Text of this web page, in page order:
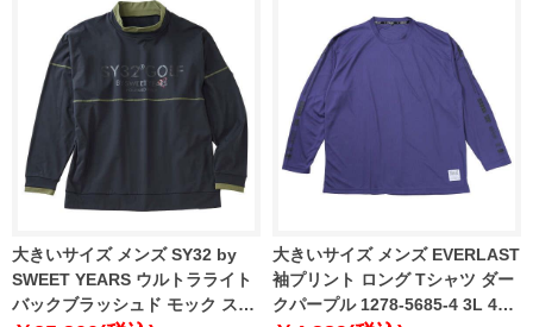
大きいサイズ メンズ SY32 by
SWEET YEARS ウルトラライト
バックブラッシュド モック スウ
大きいサイズ メンズ EVERLAST
袖プリント ロング Tシャツ ダー
クパープル 1278-5685-4 3L 4L